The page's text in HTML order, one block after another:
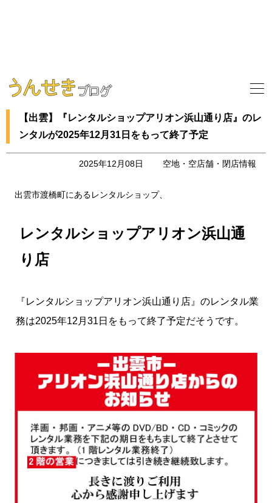
【出雲】『レンタルショップアリオン浜山通り店』のレ
ンタルが2025年12月31日をもって終了予定
2025年12月08日 空地・空店舗・閉店情報
出雲市渡橋町にあるレンタルショップ、
レンタルショップアリオン浜山通
り店
『レンタルショップアリオン浜山通り店』のレンタル業
務は2025年12月31日をもって終了予定だそうです。